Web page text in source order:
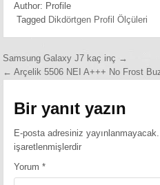
Author: Profile
Tagged Dikdörtgen Profil Ölçüleri
Yazı
gezinmesi
Samsung Galaxy J7 kaç inç →
← Arçelik 5506 NEI A+++ No Frost
Bir yanıt yazın
E-posta adresiniz yayınlanmayacak.
işaretlenmişlerdir
Yorum*